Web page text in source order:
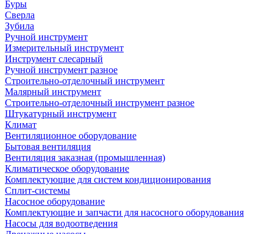
Буры
Сверла
Зубила
Ручной инструмент
Измерительный инструмент
Инструмент слесарный
Ручной инструмент разное
Строительно-отделочный инструмент
Малярный инструмент
Строительно-отделочный инструмент разное
Штукатурный инструмент
Климат
Вентиляционное оборудование
Бытовая вентиляция
Вентиляция заказная (промышленная)
Климатическое оборудование
Комплектующие для систем кондиционирования
Сплит-системы
Насосное оборудование
Комплектующие и запчасти для насосного оборудования
Насосы для водоотведения